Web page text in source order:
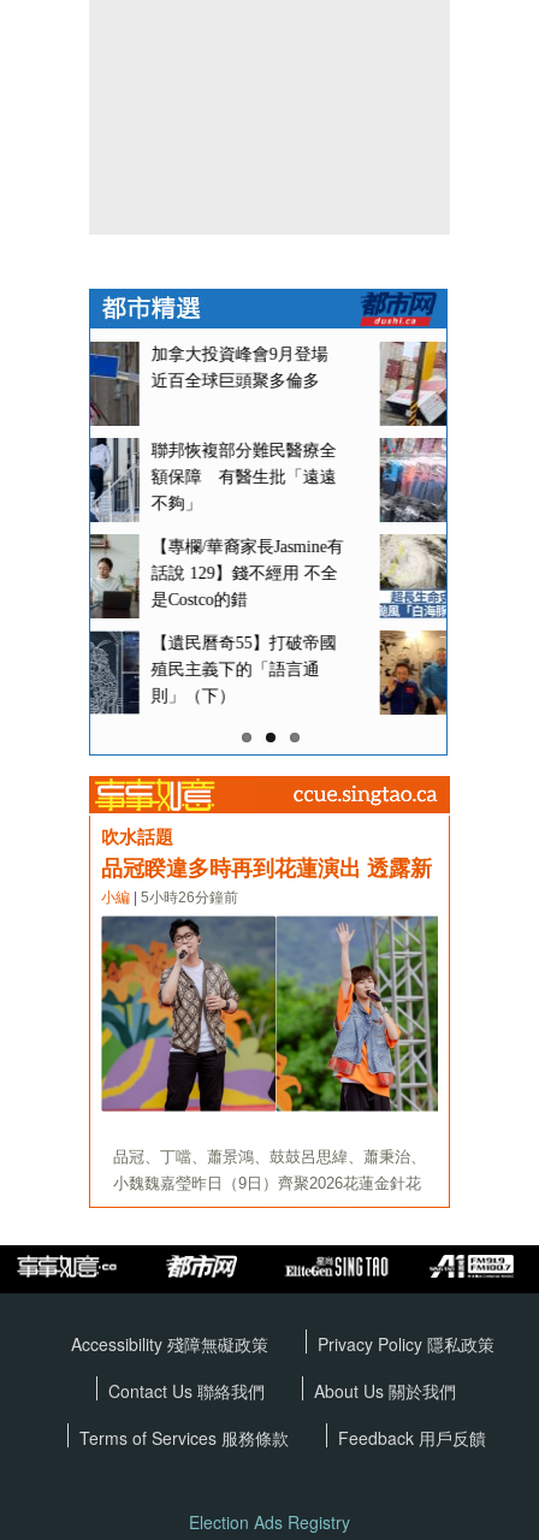
Accessibility 殘障無礙政策 Privacy Policy 隱私政策
Contact Us 聯絡我們
About Us 關於我們
Terms of Services 服務條款 Feedback 用戶反饋
Election Ads Registry